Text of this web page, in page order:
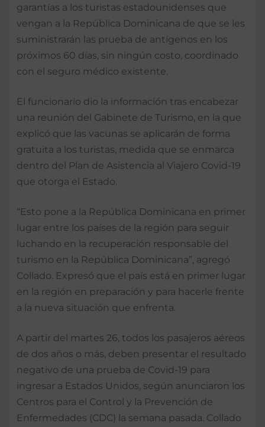
garantías a los turistas estadounidenses que
vengan a la República Dominicana de que se les
suministrarán las prueba de antígenos en los
próximos 60 días, sin ningún costo, coordinado
con el seguro médico existente.
El funcionario dio la información tras encabezar
una reunión del Gabinete de Turismo, en la que
explicó que las vacunas se aplicarán de forma
gratuita a los turistas, medida que se enmarca
dentro del Plan de Asistencia al Viajero Covid-19
que otorga el Estado.
“Esto pone a la República Dominicana en primer
lugar entre los países de la región para seguir
luchando en la recuperación responsable del
turismo en la República Dominicana”, agregó
Collado. Expresó que el país está en primer lugar
en la región en preparación y para hacerle frente
a la nueva situación que enfrenta.
A partir del martes 26, todos los pasajeros aéreos
de dos años o más, deben presentar el resultado
negativo de una prueba de Covid-19 para
ingresar a Estados Unidos, según anunciaron los
Centros para el Control y la Prevención de
Enfermedades (CDC) la semana pasada. Collado